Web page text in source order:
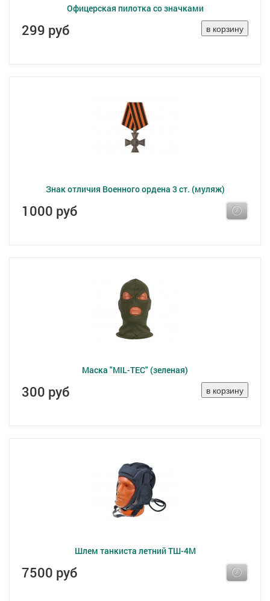
Офицерская пилотка со значками
299 руб
Знак отличия Военного ордена 3 ст. (муляж)
1000 руб
Маска "MIL-TEC" (зеленая)
300 руб
Шлем танкиста летний ТШ-4М
7500 руб